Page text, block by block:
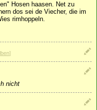
Hosen haasen. Net zu
dos sei de Viecher, die im
rimhoppeln.
]
nicht